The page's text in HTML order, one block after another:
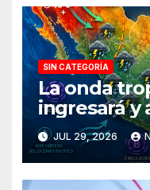
SIN CATEGORÍA
La onda
ingresará y
México
JUL 29, 2026